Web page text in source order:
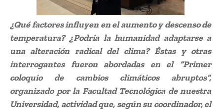
¿Qué factores influyen en el aumento y descenso de
temperatura? ¿Podría la humanidad adaptarse a
una alteración radical del clima? Éstas y otras
interrogantes fueron abordadas en el “Primer
coloquio de cambios climáticos abruptos”,
organizado por la Facultad Tecnológica de nuestra
Universidad, actividad que, según su coordinador, el